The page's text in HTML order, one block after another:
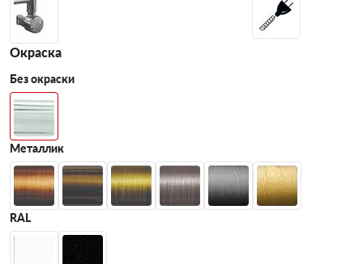
Окраска
Без окраски
Металлик
RAL